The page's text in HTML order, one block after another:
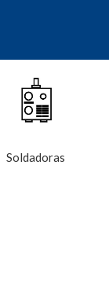
Soldadoras